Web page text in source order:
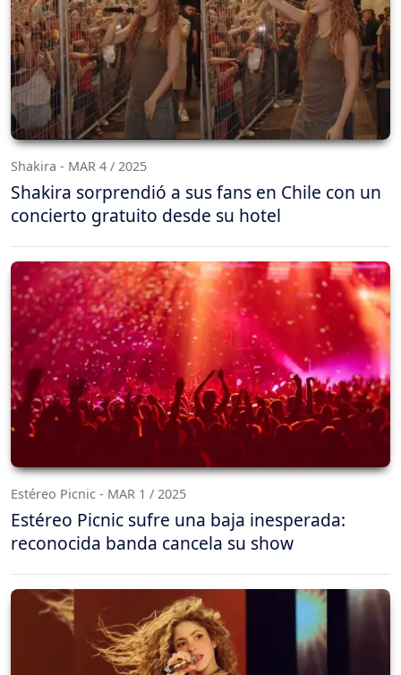
Shakira - MAR 4 / 2025
Shakira sorprendió a sus fans en Chile con un
concierto gratuito desde su hotel
Estéreo Picnic - MAR 1 / 2025
Estéreo Picnic sufre una baja inesperada:
reconocida banda cancela su show